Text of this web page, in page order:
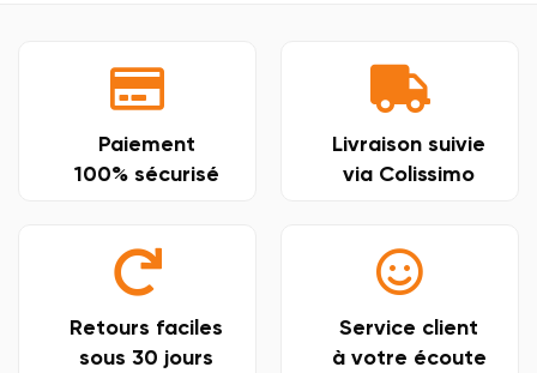
Paiement
100% sécurisé
Livraison suivie
via Colissimo
Retours faciles
sous 30 jours
Service client
à votre écoute